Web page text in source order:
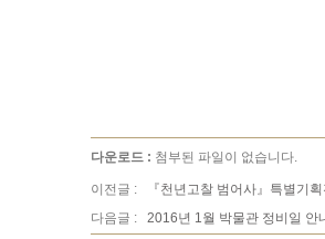
다운로드 : 첨부된 파일이 없습니다.
이전글 :
『천년고찰 범어사』특별기
다음글 : 2016년 1월 박물관 정비일 안